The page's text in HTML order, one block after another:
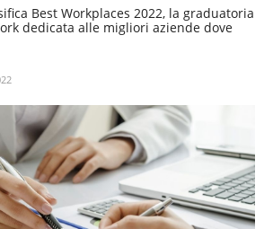
Best Workplaces 2022, la graduatoria
dedicata alle migliori aziende dove